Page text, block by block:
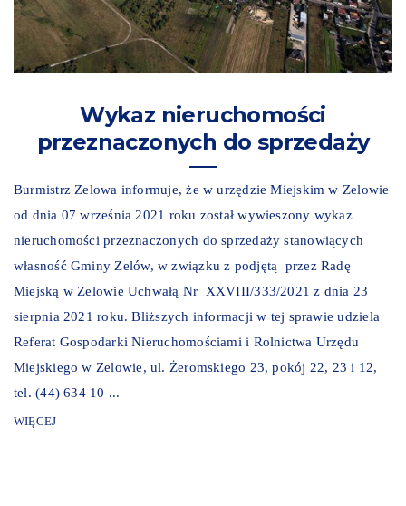
Wykaz nieruchomości
przeznaczonych do sprzedaży
Burmistrz Zelowa informuje, że w urzędzie Miejskim w Zelowie
od dnia 07 września 2021 roku został wywieszony wykaz
nieruchomości przeznaczonych do sprzedaży stanowiących
własność Gminy Zelów, w związku z podjętą przez Radę
Miejską w Zelowie Uchwałą Nr XXVIII/333/2021 z dnia 23
sierpnia 2021 roku. Bliższych informacji w tej sprawie udziela
Referat Gospodarki Nieruchomościami i Rolnictwa Urzędu
Miejskiego w Zelowie, ul. Żeromskiego 23, pokój 22, 23 i 12,
tel. (44) 634 10 ...
WIĘCEJ